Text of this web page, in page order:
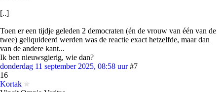
[..]
Toen er een tijdje geleden 2 democraten (én de vrouw van één van de
twee) geliquideerd werden was de reactie exact hetzelfde, maar dan
van de andere kant...
Ik ben nieuwsgierig, wie dan?
donderdag 11 september 2025, 08:58 uur #7
16
Kortak